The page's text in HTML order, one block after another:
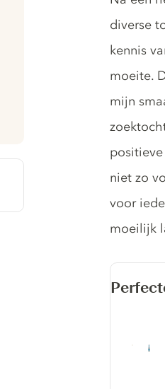
diverse
kennis
moeite.
mijn
niet zo
voor
moeilijk